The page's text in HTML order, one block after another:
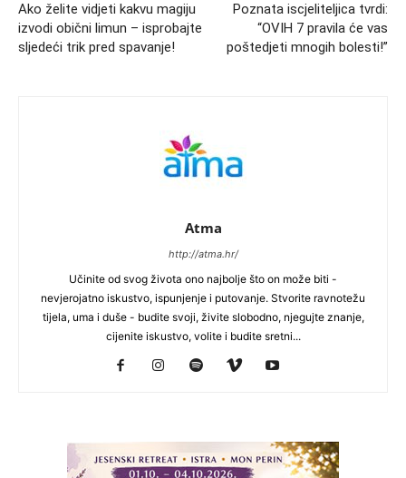
Ako želite vidjeti kakvu magiju
izvodi obični limun – isprobajte
sljedeći trik pred spavanje!
Poznata iscjeliteljica tvrdi:
“OVIH 7 pravila će vas
poštedjeti mnogih bolesti!”
Atma
http://atma.hr/
Učinite od svog života ono najbolje što on može biti -
nevjerojatno iskustvo, ispunjenje i putovanje. Stvorite ravnotežu
tijela, uma i duše - budite svoji, živite slobodno, njegujte znanje,
cijenite iskustvo, volite i budite sretni...